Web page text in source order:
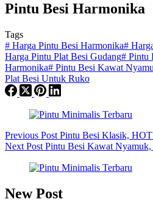
Pintu Besi Harmonika
Tags
# Harga Pintu Besi Harmonika#
Harga Pintu Plat Besi Gudang# Pintu
Harmonika# Pintu Besi Kawat
Plat Besi Untuk Ruko
Previous Post Pintu Besi Klasik,
Next Post Pintu Besi Kawat
New Post